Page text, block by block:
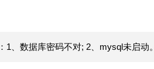
、数据库密码不对; 2、mysql未启动。